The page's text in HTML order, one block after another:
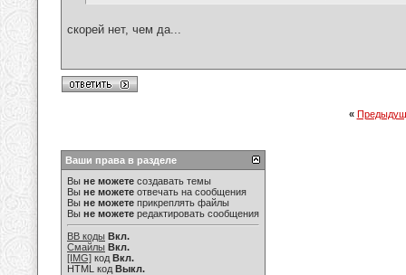
скорей нет, чем да...
«
Ваши права в разделе
Вы не можете создавать темы
Вы не можете отвечать на сообщения
Вы не можете прикреплять файлы
Вы не можете редактировать сообщения
BB коды Вкл.
Смайлы Вкл.
[IMG] код Вкл.
HTML код Выкл.